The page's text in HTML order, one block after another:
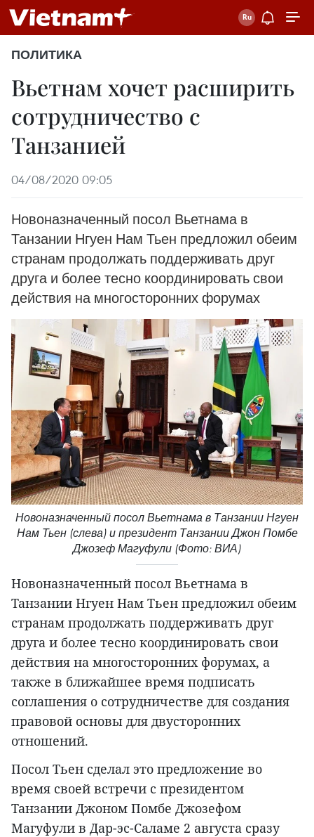
ПОЛИТИКА
Вьетнам хочет расширить
сотрудничество с
Танзанией
04/08/2020 09:05
Новоназначенный посол Вьетнама в
Танзании Нгуен Нам Тьен предложил обеим
странам продолжать поддерживать друг
друга и более тесно координировать свои
действия на многосторонних форумах
Новоназначенный посол Вьетнама в Танзании Нгуен
Нам Тьен (слева) и президент Танзании Джон Помбе
Джозеф Магуфули (Фото: ВИА)
Новоназначенный посол Вьетнама в
Танзании Нгуен Нам Тьен предложил обеим
странам продолжать поддерживать друг
друга и более тесно координировать свои
действия на многосторонних форумах, а
также в ближайшее время подписать
соглашения о сотрудничестве для создания
правовой основы для двусторонних
отношений.
Посол Тьен сделал это предложение во
время своей встречи с президентом
Танзании Джоном Помбе Джозефом
Магуфули в Дар-эс-Саламе 2 августа сразу